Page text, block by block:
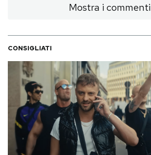
Mostra i commenti
CONSIGLIATI